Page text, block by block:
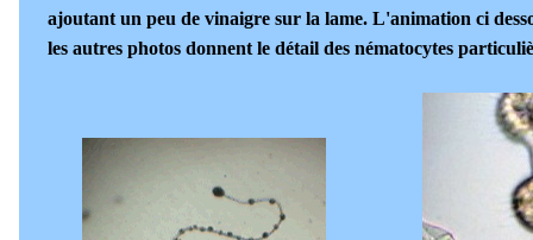
ajoutant un peu de vinaigre sur la lame. L'animation ci
les autres photos donnent le détail des nématocytes